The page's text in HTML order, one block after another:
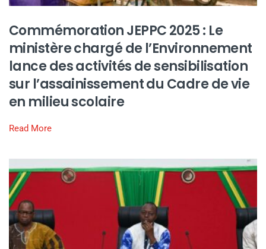
Commémoration JEPPC 2025 : Le
ministère chargé de l’Environnement
lance des activités de sensibilisation
sur l’assainissement du Cadre de vie
en milieu scolaire
Read More